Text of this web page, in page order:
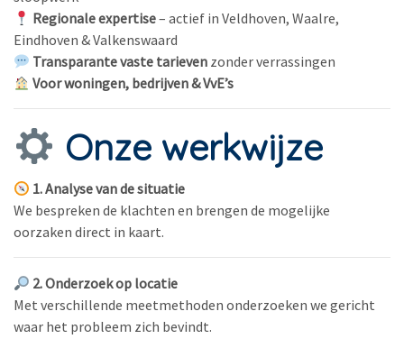
Regionale expertise– actief in Veldhoven, Waalre,
Eindhoven & Valkenswaard
Transparante vaste tarieven zonder verrassingen
Voor woningen, bedrijven & VvE’s
Onze werkwijze
1. Analyse van de situatie
We bespreken de klachten en brengen de mogelijke
oorzaken direct in kaart.
2. Onderzoek op locatie
Met verschillende meetmethoden onderzoeken we gericht
waar het probleem zich bevindt.